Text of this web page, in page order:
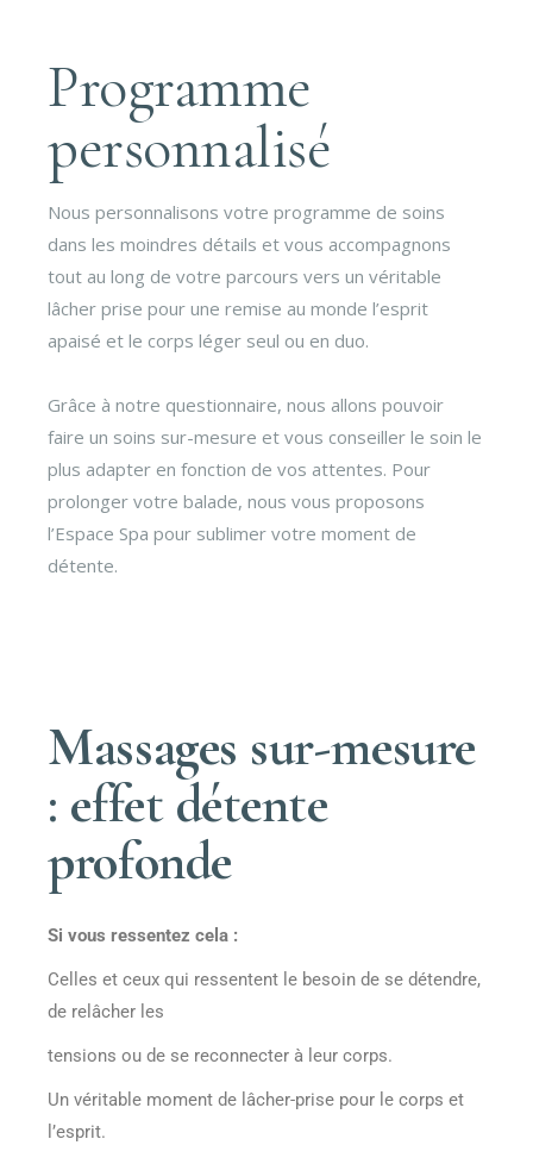
Programme
personnalisé
Nous personnalisons votre programme de soins
dans les moindres détails et vous accompagnons
tout au long de votre parcours vers un véritable
lâcher prise pour une remise au monde l’esprit
apaisé et le corps léger seul ou en duo.
Grâce à notre questionnaire, nous allons pouvoir
faire un soins sur-mesure et vous conseiller le soin le
plus adapter en fonction de vos attentes. Pour
prolonger votre balade, nous vous proposons
l’Espace Spa pour sublimer votre moment de
détente.
Massages sur-mesure
: effet détente
profonde
Si vous ressentez cela :
Celles et ceux qui ressentent le besoin de se détendre,
de relâcher les
tensions ou de se reconnecter à leur corps.
Un véritable moment de lâcher-prise pour le corps et
l’esprit.